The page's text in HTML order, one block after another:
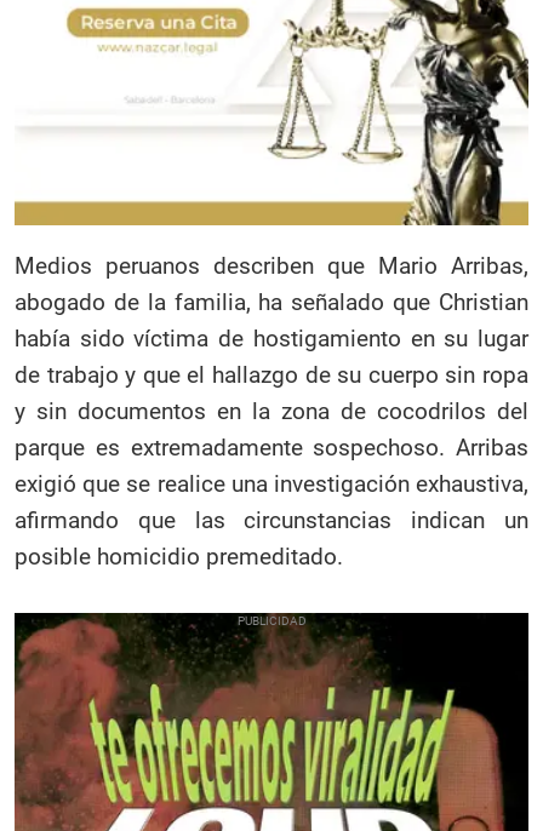
Medios peruanos describen que Mario Arribas,
abogado de la familia, ha señalado que Christian
había sido víctima de hostigamiento en su lugar
de trabajo y que el hallazgo de su cuerpo sin ropa
y sin documentos en la zona de cocodrilos del
parque es extremadamente sospechoso. Arribas
exigió que se realice una investigación exhaustiva,
afirmando que las circunstancias indican un
posible homicidio premeditado.